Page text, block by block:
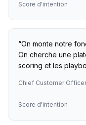
Score d'intention
“On monte notre
On cherche une
scoring et les
Chief Customer Officer
Score d'intention